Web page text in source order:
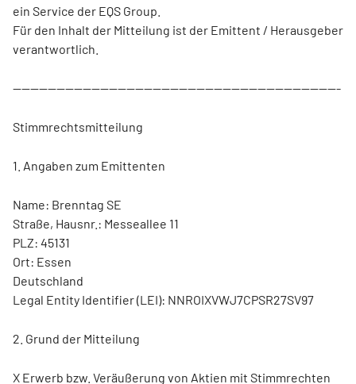
ein Service der EQS Group.
Für den Inhalt der Mitteilung ist der Emittent / Herausgeber
verantwortlich.
---------------------------------------------------------------------------
Stimmrechtsmitteilung
1. Angaben zum Emittenten
Name: Brenntag SE
Straße, Hausnr.: Messeallee 11
PLZ: 45131
Ort: Essen
Deutschland
Legal Entity Identifier (LEI): NNROIXVWJ7CPSR27SV97
2. Grund der Mitteilung
X Erwerb bzw. Veräußerung von Aktien mit Stimmrechten